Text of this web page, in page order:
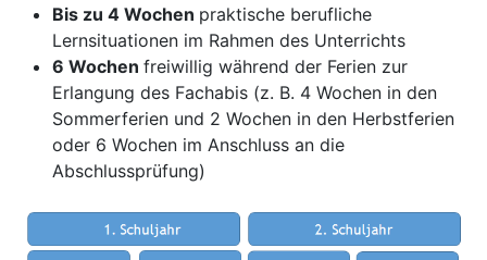
Bis zu 4 Wochen praktische berufliche
Lernsituationen im Rahmen des Unterrichts
6 Wochen freiwillig während der Ferien zur
Erlangung des Fachabis (z. B. 4 Wochen in den
Sommerferien und 2 Wochen in den Herbstferien
oder 6 Wochen im Anschluss an die
Abschlussprüfung)